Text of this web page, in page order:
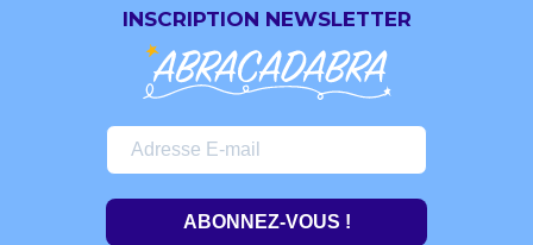
INSCRIPTION NEWSLETTER
ABONNEZ-VOUS !